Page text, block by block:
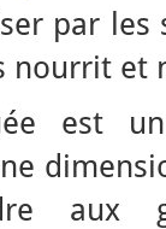
par les
nourrit et
est
aux